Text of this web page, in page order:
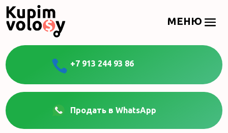
 +7 913 244 93 86
Продать в WhatsApp